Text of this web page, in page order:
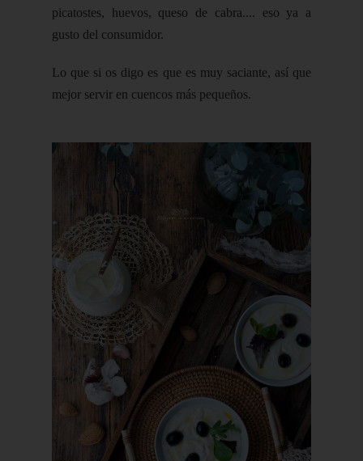
picatostes, huevos, queso de cabra.... eso ya a
gusto del consumidor.
Lo que si os digo es que es muy saciante, así que
mejor servir en cuencos más pequeños.